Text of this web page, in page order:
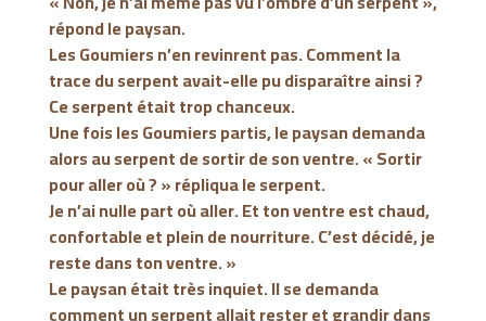
répond le paysan.
Les Goumiers n’en revinrent pas. Comment la
trace du serpent avait-elle pu disparaître ainsi ?
Ce serpent était trop chanceux.
Une fois les Goumiers partis, le paysan demanda
alors au serpent de sortir de son ventre. « Sortir
pour aller où ? » répliqua le serpent.
Je n’ai nulle part où aller. Et ton ventre est chaud,
confortable et plein de nourriture. C’est décidé, je
reste dans ton ventre. »
Le paysan était très inquiet. Il se demanda